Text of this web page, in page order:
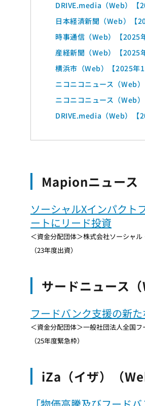
DRIVE.media（Web）【
日本経済新聞（Web）【
時事通信（Web）【2025
産経新聞（Web）【2025
横浜市（Web）【2025年
ニコニコニュース（Web
ニコニコニュース（Web
DRIVE.media（Web）【
Mapionニュース
ソーシャルXインパクト
ートにリード投資
＜資金分配団体＞株式会社ソーシャ
（23年度出資）
サードニュース
フードバンク支援の新
＜資金分配団体＞一般社団法人全国
（25年度緊急枠）
iZa（イザ）（